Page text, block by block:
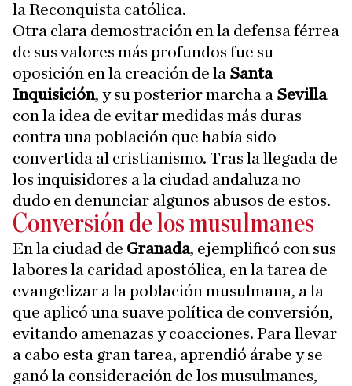
la Reconquista católica.
Otra clara demostración en la defensa férrea
de sus valores más profundos fue su
oposición en la creación de la Santa
Inquisición, y su posterior marcha a Sevilla
con la idea de evitar medidas más duras
contra una población que había sido
convertida al cristianismo. Tras la llegada de
los inquisidores a la ciudad andaluza no
dudo en denunciar algunos abusos de estos.
Conversión de los musulmanes
En la ciudad de Granada, ejemplificó con sus
labores la caridad apostólica, en la tarea de
evangelizar a la población musulmana, a la
que aplicó una suave política de conversión,
evitando amenazas y coacciones. Para llevar
a cabo esta gran tarea, aprendió árabe y se
ganó la consideración de los musulmanes,